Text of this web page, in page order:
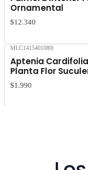
Ornamental
$12.340
MLC1415401080|
Aptenia
Planta Flor
$1.990